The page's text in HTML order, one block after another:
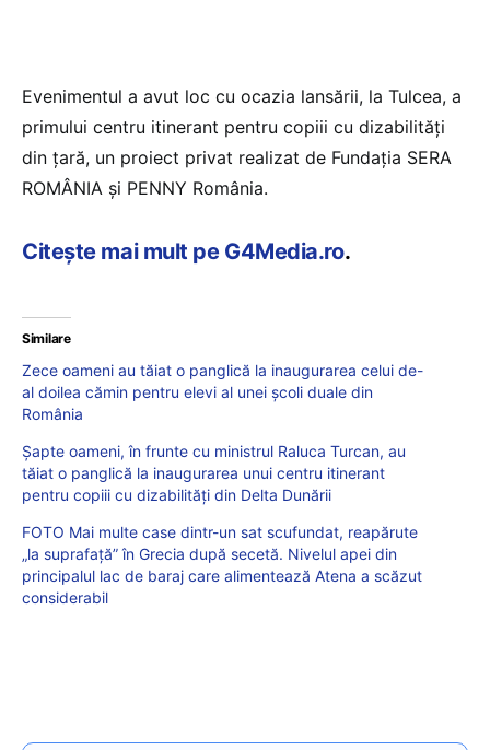
Evenimentul a avut loc cu ocazia lansării, la Tulcea, a
primului centru itinerant pentru copiii cu dizabilități
din țară, un proiect privat realizat de Fundația SERA
ROMÂNIA și PENNY România.
Citește mai mult pe G4Media.ro.
Similare
Zece oameni au tăiat o panglică la inaugurarea celui de-
al doilea cămin pentru elevi al unei școli duale din
România
Șapte oameni, în frunte cu ministrul Raluca Turcan, au
tăiat o panglică la inaugurarea unui centru itinerant
pentru copiii cu dizabilități din Delta Dunării
FOTO Mai multe case dintr-un sat scufundat, reapărute
„la suprafață” în Grecia după secetă. Nivelul apei din
principalul lac de baraj care alimentează Atena a scăzut
considerabil